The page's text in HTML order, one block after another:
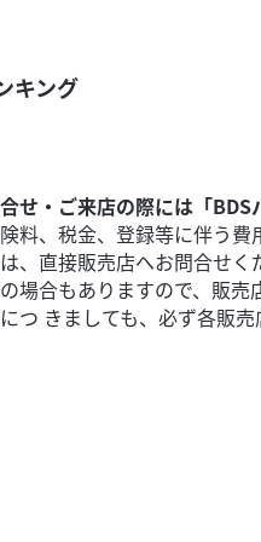
キング
せ・ご来店の際には「BDS
料、税金、登録等に伴う費
、直接販売店へお問合せく
場合もありますので、販
つ きましても、必ず各販